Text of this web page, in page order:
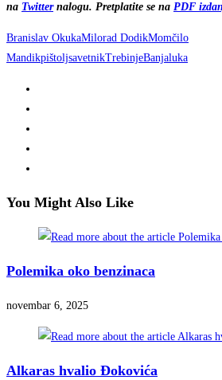
na Twitternalogu. Pretplatite se na PDF
Branislav OkukaMilorad DodikMomčilo
MandikpištoljsavetnikTrebinjeBanjaluka
You Might Also Like
Polemika oko benzinaca
novembar 6, 2025
Alkaras hvalio Đokovića